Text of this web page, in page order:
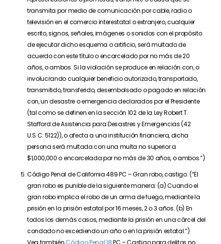
transmita por medio de comunicación por cable, radio o
televisión en el comercio interestatal o extranjero, cualquier
escrito, signos, señales, imágenes o sonidos con el propósito
de ejecutar dicho esquema o artificio, será multado de
acuerdo con este título o encarcelado por no más de 20
años, o ambos. Si la violación se produce en relación con, o
involucrando cualquier beneficio autorizado, transportado,
transmitido, transferido, desembolsado o pagado en relación
con, un desastre o emergencia declarados por el Presidente
(tal como se definen en la sección 102 de la Ley Robert T.
Stafford de Asistencia para Desastres y Emergencias (42
U.S.C. 5122)), o afecta a una institución financiera, dicha
persona será multada con una multa no superior a
$1,000,000 o encarcelada por no más de 30 años, o ambos.”)
Código Penal de California 489 PC – Gran robo, castigo. (“El
gran robo es punible de la siguiente manera: (a) Cuando el
gran robo implica el robo de un arma de fuego, mediante la
prisión en la prisión estatal por 16 meses, 2 o 3 años. (b) En
todos los demás casos, mediante la prisión en una cárcel del
condado no excediendo un año o en la prisión estatal.”)
Vea también Código Penal 18PC – Castigo para delitos no